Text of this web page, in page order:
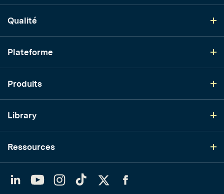
Qualité
Plateforme
Produits
Library
Ressources
YouTubeInstagram
TikTok